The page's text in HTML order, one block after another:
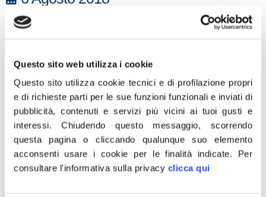
Questo sito web utilizza i cookie
Questo sito utilizza cookie tecnici e di profilazione propri
e di richieste parti per le sue funzioni funzionali e inviati di
pubblicità, contenuti e servizi più vicini ai tuoi gusti e
interessi.Chiudendo questo messaggio, scorrendo
questa pagina o cliccando qualunque suo elemento
acconsenti usare i cookie per le finalità indicate. Per
consultare l'informativa sulla privacy clicca qui
La notizia pubblicata sui giornali, secondo la
Marconi, sarebbe stato autorizzato a
svolgere compiti di guardiania e sorveglianza
alla spiaggia sul Tevere, ha elementi
inquietanti e grotteschi, che se fossero
confermati dovrebbero portare il sindaco
Raggi direttamente a rimettere il suo
mandato e a scomparire dalla scena per la